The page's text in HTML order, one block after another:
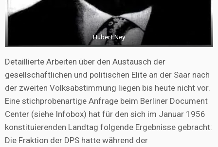
Hubert Ney
Detaillierte Arbeiten über den Austausch der
gesellschaftlichen und politischen Elite an der Saar nach
der zweiten Volksabstimmung liegen bis heute nicht vor.
Eine stichprobenartige Anfrage beim Berliner Document
Center (siehe Infobox) hat für den sich im Januar 1956
konstituierenden Landtag folgende Ergebnisse gebracht:
Die Fraktion der DPS hatte während der